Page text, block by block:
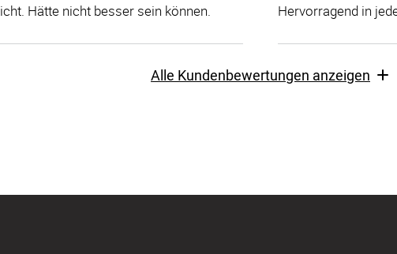
Hätte nicht besser sein können. Hervorragend in
Alle Kundenbewertungen anzeigen